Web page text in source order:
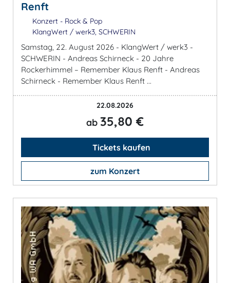
Renft
Konzert - Rock & Pop
KlangWert / werk3, SCHWERIN
Samstag, 22. August 2026 - KlangWert / werk3 -
SCHWERIN - Andreas Schirneck - 20 Jahre
Rockerhimmel – Remember Klaus Renft - Andreas
Schirneck - Remember Klaus Renft ...
22.08.2026
ab 35,80 €
Tickets kaufen
zum Konzert